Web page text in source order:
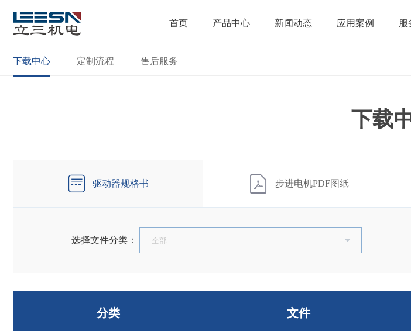
首页 产品中心 新闻动态 应用案例 服
下载中心 定制流程 售后服务
下载
驱动器规格书 步进电机PDF图纸
选择文件分类：
分类 文件